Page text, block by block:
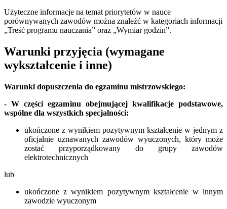
Użyteczne informacje na temat priorytetów w nauce
porównywanych zawodów można znaleźć w kategoriach informacji
„Treść programu nauczania” oraz „Wymiar godzin”.
Warunki przyjęcia (wymagane
wykształcenie i inne)
Warunki dopuszczenia do egzaminu mistrzowskiego:
- W części egzaminu obejmującej kwalifikacje podstawowe,
wspólne dla wszystkich specjalności:
ukończone z wynikiem pozytywnym kształcenie w jednym z
oficjalnie uznawanych zawodów wyuczonych, który może
zostać przyporządkowany do grupy zawodów
elektrotechnicznych
lub
ukończone z wynikiem pozytywnym kształcenie w innym
zawodzie wyuczonym